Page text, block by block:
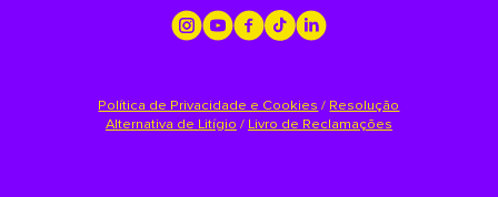
Política de Privacidade e Cookies / Resolução
Alternativa de Litígio / Livro de Reclamações